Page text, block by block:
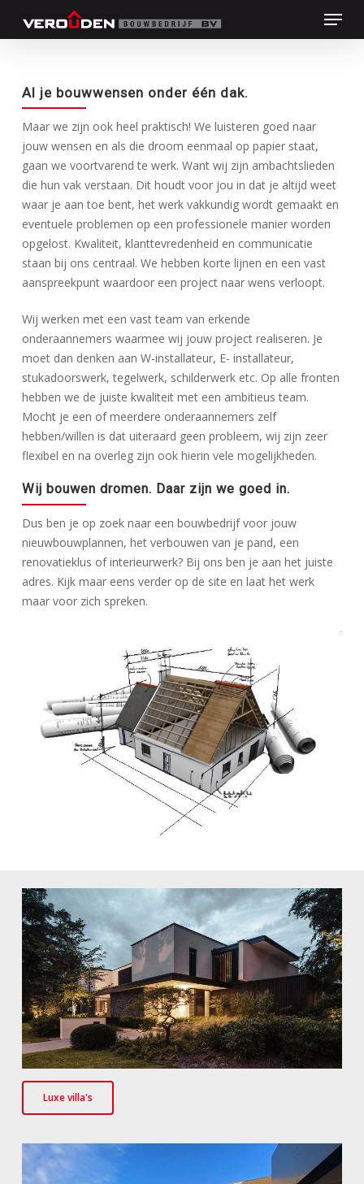
Menu
Al je bouwwensen onder één dak.
Maar we zijn ook heel praktisch! We luisteren goed naar
jouw wensen en als die droom eenmaal op papier staat,
gaan we voortvarend te werk. Want wij zijn ambachtslieden
die hun vak verstaan. Dit houdt voor jou in dat je altijd weet
waar je aan toe bent, het werk vakkundig wordt gemaakt en
eventuele problemen op een professionele manier worden
opgelost. Kwaliteit, klanttevredenheid en communicatie
staan bij ons centraal. We hebben korte lijnen en een vast
aanspreekpunt waardoor een project naar wens verloopt.
Wij werken met een vast team van erkende
onderaannemers waarmee wij jouw project realiseren. Je
moet dan denken aan W-installateur, E- installateur,
stukadoorswerk, tegelwerk, schilderwerk etc. Op alle fronten
hebben we de juiste kwaliteit met een ambitieus team.
Mocht je een of meerdere onderaannemers zelf
hebben/willen is dat uiteraard geen probleem, wij zijn zeer
flexibel en na overleg zijn ook hierin vele mogelijkheden.
Wij bouwen dromen. Daar zijn we goed in.
Dus ben je op zoek naar een bouwbedrijf voor jouw
nieuwbouwplannen, het verbouwen van je pand, een
renovatieklus of interieurwerk? Bij ons ben je aan het juiste
adres. Kijk maar eens verder op de site en laat het werk
maar voor zich spreken.
Luxe villa's